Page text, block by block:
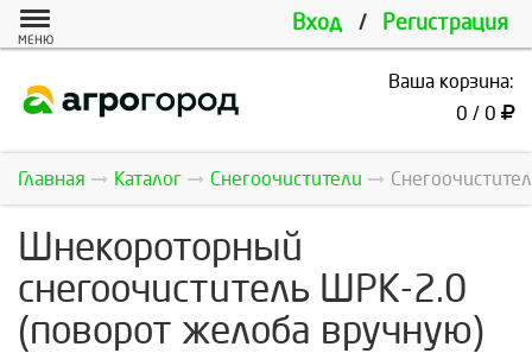
Вход / Регистрация
МЕНЮ
Ваша корзина:
0 / 0
Главная Каталог Снегоочистители
Шнекороторный
снегоочиститель ШРК-2.0
(поворот желоба вручную)